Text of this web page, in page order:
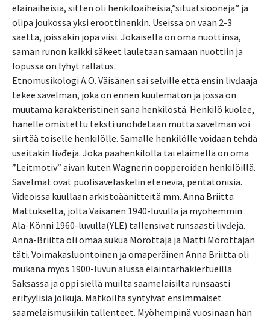
eläinaiheisia, sitten oli henkilöaiheisia,”situatsiooneja” ja
olipa joukossa yksi eroottinenkin. Useissa on vaan 2-3
säettä, joissakin jopa viisi. Jokaisella on oma nuottinsa,
saman runon kaikki säkeet lauletaan samaan nuottiin ja
lopussa on lyhyt rallatus.
Etnomusikologi A.O. Väisänen sai selville että ensin livđaaja
tekee sävelmän, joka on ennen kuulematon ja jossa on
muutama karakteristinen sana henkilöstä. Henkilö kuolee,
hänelle omistettu teksti unohdetaan mutta sävelmän voi
siirtää toiselle henkilölle. Samalle henkilölle voidaan tehdä
useitakin livđejä. Joka päähenkilöllä tai eläimellä on oma
”Leitmotiv” aivan kuten Wagnerin oopperoiden henkilöillä.
Sävelmät ovat puolisävelaskelin eteneviä, pentatonisia.
Videoissa kuullaan arkistoäänitteitä mm. Anna Briitta
Mattukselta, jolta Väisänen 1940-luvulla ja myöhemmin
Ala-Könni 1960-luvulla(YLE) tallensivat runsaasti livđejä.
Anna-Briitta oli omaa sukua Morottaja ja Matti Morottajan
täti. Voimakasluontoinen ja omaperäinen Anna Briitta oli
mukana myös 1900-luvun alussa eläintarhakiertueilla
Saksassa ja oppi siellä muilta saamelaisilta runsaasti
erityylisiä joikuja. Matkoilta syntyivät ensimmäiset
saamelaismusiikin tallenteet. Myöhempinä vuosinaan hän